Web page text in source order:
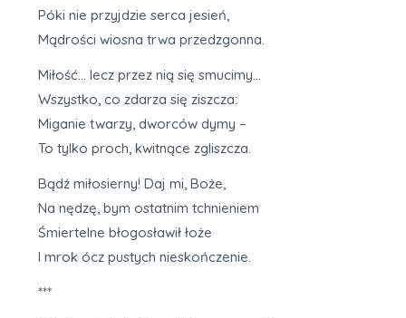
Póki nie przyjdzie serca jesień,
Mądrości wiosna trwa przedzgonna.
Miłość… lecz przez nią się smucimy…
Wszystko, co zdarza się ziszcza:
Miganie twarzy, dworców dymy –
To tylko proch, kwitnące zgliszcza.
Bądź miłosierny! Daj mi, Boże,
Na nędzę, bym ostatnim tchnieniem
Śmiertelne błogosławił łoże
I mrok ócz pustych nieskończenie.
***